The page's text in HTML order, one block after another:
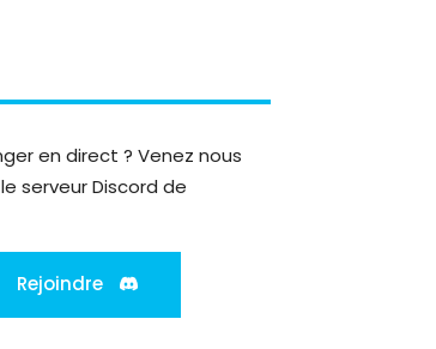
en direct ? Venez nous
serveur Discord de
Rejoindre